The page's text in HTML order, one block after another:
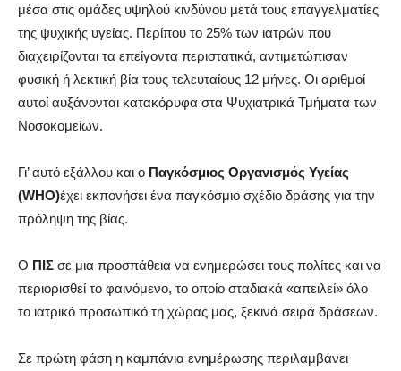
μέσα στις ομάδες υψηλού κινδύνου μετά τους επαγγελματίες
της ψυχικής υγείας. Περίπου το 25% των ιατρών που
διαχειρίζονται τα επείγοντα περιστατικά, αντιμετώπισαν
φυσική ή λεκτική βία τους τελευταίους 12 μήνες. Οι αριθμοί
αυτοί αυξάνονται κατακόρυφα στα Ψυχιατρικά Τμήματα των
Νοσοκομείων.
Γι’ αυτό εξάλλου και ο Παγκόσμιος Οργανισμός Υγείας
(WHO)έχει εκπονήσει ένα παγκόσμιο σχέδιο δράσης για την
πρόληψη της βίας.
Ο ΠΙΣ σε μια προσπάθεια να ενημερώσει τους πολίτες και να
περιορισθεί το φαινόμενο, το οποίο σταδιακά «απειλεί» όλο
το ιατρικό προσωπικό τη χώρας μας, ξεκινά σειρά δράσεων.
Σε πρώτη φάση η καμπάνια ενημέρωσης περιλαμβάνει